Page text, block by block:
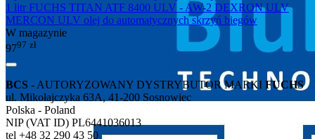
1 litr FUCHS TITAN ATF 8400 ULV - AW-2 DEXRON ULV
MERCON ULV olej do automatycznych skrzyń biegów
W magazynie
9797 zł
BCS - AUTORYZOWANY DYSTRYBUTOR MARKI FUCHS
ul. Mikołajczyka 63A, 41-200 Sosnowiec
Polska - Poland
NIP (VAT ID) PL6441036013
tel +48 32 290 43 50